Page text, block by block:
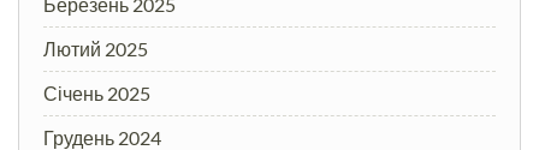
Лютий 2025
Січень 2025
Грудень 2024